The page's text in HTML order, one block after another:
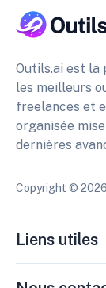
Outils.ai est la
les meilleurs
freelances et
organisée
dernières
Copyright © 2026|
Liens utiles